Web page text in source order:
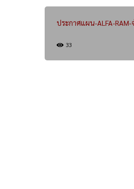
ประกาศแผน-ALFA-
33